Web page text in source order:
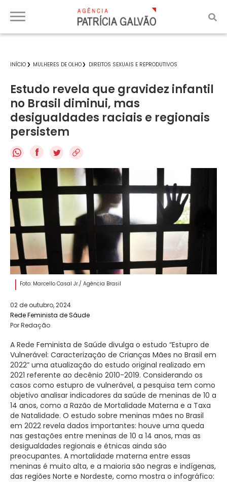
INÍCIO MULHERES DE OLHO DIREITOS SEXUAIS E REPRODUTIVOS
Estudo revela que gravidez infantil
no Brasil diminui, mas
desigualdades raciais e regionais
persistem
f
Foto: Marcello Casal Jr./ Agência Brasil
02 de outubro, 2024
Rede Feminista de Sáude
Por Redação
A Rede Feminista de Saúde divulga o estudo “Estupro de
Vulnerável: Caracterização de Crianças Mães no Brasil em
2022” uma atualização do estudo original realizado em
2021 referente ao decênio 2010-2019. Considerando os
casos como estupro de vulnerável, a pesquisa tem como
objetivo analisar indicadores da saúde de meninas de 10 a
14 anos, como a Razão de Mortalidade Materna e a Taxa
de Natalidade. O estudo sobre meninas mães no Brasil
em 2022 revela dados importantes: houve uma queda
nas gestações entre meninas de 10 a 14 anos, mas as
desigualdades regionais e étnicas ainda são
preocupantes. A mortalidade materna entre essas
meninas é muito alta, e a maioria são negras e indígenas,
das regiões Norte e Nordeste, como mostra o infográfico: